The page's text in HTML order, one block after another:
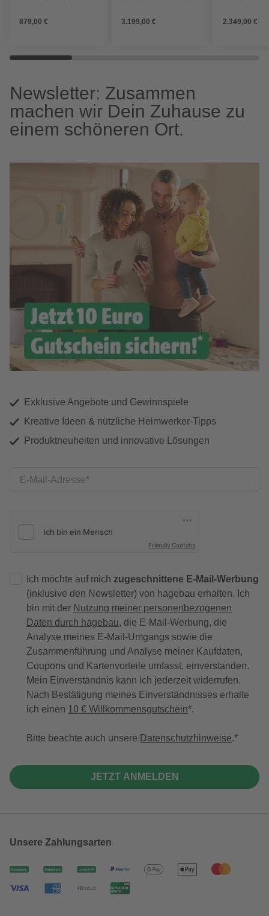
879,00 €
3.199,00 €
2.349,00 €
Newsletter: Zusammen
machen wir Dein Zuhause zu
einem schöneren Ort.
Exklusive Angebote und Gewinnspiele
Kreative Ideen & nützliche Heimwerker-Tipps
Produktneuheiten und innovative Lösungen
E-Mail-Adresse
Friendly Captcha
Ich möchte auf mich zugeschnittene E-Mail-Werbung
(inklusive den Newsletter) von hagebau erhalten. Ich
bin mit der Nutzung meiner personenbezogenen
Daten durch hagebau, die E-Mail-Werbung, die
Analyse meines E-Mail-Umgangs sowie die
Zusammenführung und Analyse meiner Kaufdaten,
Coupons und Kartenvorteile umfasst, einverstanden.
Mein Einverständnis kann ich jederzeit widerrufen.
Nach Bestätigung meines Einverständnisses erhalte
ich einen 10 € Willkommensgutschein*.
Bitte beachte auch unsere Datenschutzhinweise.
JETZT ANMELDEN
Unsere Zahlungsarten